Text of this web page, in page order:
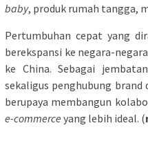
baby, produk rumah tangga,
Pertumbuhan cepat yang
berekspansi ke negara-
ke China. Sebagai
sekaligus penghubung
berupaya membangun
e-commerce yang lebih ideal. (